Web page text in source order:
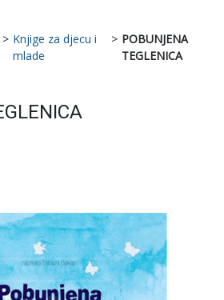
> Knjige za djecu i
mlade
> POBUNJENA
TEGLENICA